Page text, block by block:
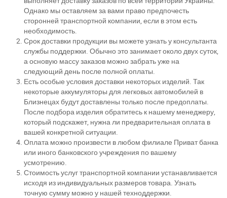
Однако мы оставляем за вами право предпочесть
сторонней транспортной компании, если в этом есть
необходимость.
Срок доставки продукции вы можете узнать у консультанта
службы поддержки. Обычно это занимает около двух суток,
а основую массу заказов можно забрать уже на
следующий день после полной оплаты.
Есть особые условия доставки некоторых изделий. Так
некоторые аккумуляторы для легковых автомобилей в
Близнецах будут доставлены только после предоплаты.
После подбора изделия обратитесь к нашему менеджеру,
который подскажет, нужна ли предварительная оплата в
вашей конкретной ситуации.
Оплата можно произвести в любом филиале Приват банка
или иного банковского учреждения по вашему
усмотрению.
Стоимость услуг транспортной компании устанавливается
исходя из индивидуальных размеров товара. Узнать
точную сумму можно у нашей техноддержки.